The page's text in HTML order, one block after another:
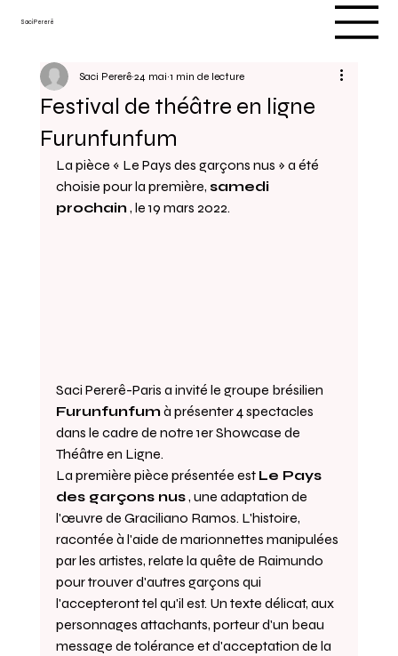
Saci Pererê
Festival de théâtre en ligne
Furunfunfum
Saci Pererê 24 mai 1 min de lecture
La pièce « Le Pays des garçons nus » a été
choisie pour la première, samedi
prochain , le 19 mars 2022.
Saci Pererê-Paris a invité le groupe brésilien
Furunfunfum à présenter 4 spectacles
dans le cadre de notre 1er Showcase de
Théâtre en Ligne.
La première pièce présentée est Le Pays
des garçons nus , une adaptation de
l'œuvre de Graciliano Ramos. L'histoire,
racontée à l'aide de marionnettes manipulées
par les artistes, relate la quête de Raimundo
pour trouver d'autres garçons qui
l'accepteront tel qu'il est. Un texte délicat, aux
personnages attachants, porteur d'un beau
message de tolérance et d'acceptation de la